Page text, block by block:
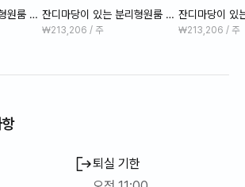
충방역을 하고 있습니다.
충이 해당 구역에 머무르거나 재확산될 수
다.
원룸 A 잔디마당이 있는 분리형원룸 C
#초가성비
₩213,206 / 주
잔디마당이 있
#초가성비
₩213,206 / 주
퇴실 기한